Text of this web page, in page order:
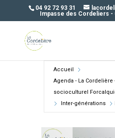
04 92 72 93 31
Impasse des Cordeliers -
Accueil
Agenda - La Cordelière
socioculturel
Inter-générations